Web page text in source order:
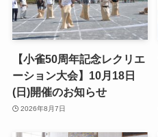
【小雀50周年記念レクリエ
ーション大会】10月18日
(日)開催のお知らせ
2026年8月7日